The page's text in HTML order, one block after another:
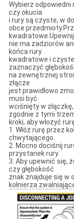
Wybierz odpowiedni
czy okucia
i rury są czyste, w
obce
nie ma zadziorów
końca rury
kwadratowe i
zaznaczyć
na zewnętrznej
złącze
jest prawidłowo
musi być
wciśnięty w
zgodnie z tymi
kroki, aby włożyć
1. Włóż rurę przez
chwytającego.
2. Mocno dociśnij
przystanek rury.
3. Aby upewnić się,
czy głębokość
znak znajduje się w
kołnierza